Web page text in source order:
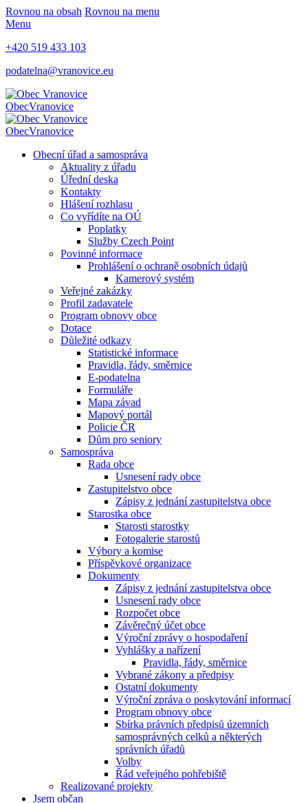
Rovnou na obsah Rovnou na menu
Menu
+420 519 433 103
podatelna@vranovice.eu
ObecVranovice
ObecVranovice
Obecní úřad a samospráva
Aktuality z úřadu
Úřední deska
Kontakty
Hlášení rozhlasu
Co vyřídíte na OÚ
Poplatky
Služby Czech Point
Povinné informace
Prohlášení o ochraně osobních údajů
Kamerový systém
Veřejné zakázky
Profil zadavatele
Program obnovy obce
Dotace
Důležité odkazy
Statistické informace
Pravidla, řády, směrnice
E-podatelna
Formuláře
Mapa závad
Mapový portál
Policie ČR
Dům pro seniory
Samospráva
Rada obce
Usnesení rady obce
Zastupitelstvo obce
Zápisy z jednání zastupitelstva obce
Starostka obce
Starosti starostky
Fotogalerie starostů
Výbory a komise
Příspěvkové organizace
Dokumenty
Zápisy z jednání zastupitelstva obce
Usnesení rady obce
Rozpočet obce
Závěrečný účet obce
Výroční zprávy o hospodaření
Vyhlášky a nařízení
Pravidla, řády, směrnice
Vybrané zákony a předpisy
Ostatní dokumenty
Výroční zpráva o poskytování informací
Program obnovy obce
Sbírka právních předpisů územních
samosprávných celků a některých
správních úřadů
Volby
Řád veřejného pohřebiště
Realizované projekty
Jsem občan